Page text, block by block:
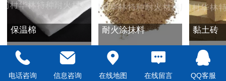
保温棉 耐火涂抹料 黏土砖
电话咨询 信息咨询 在线地图 在线留言 QQ客服